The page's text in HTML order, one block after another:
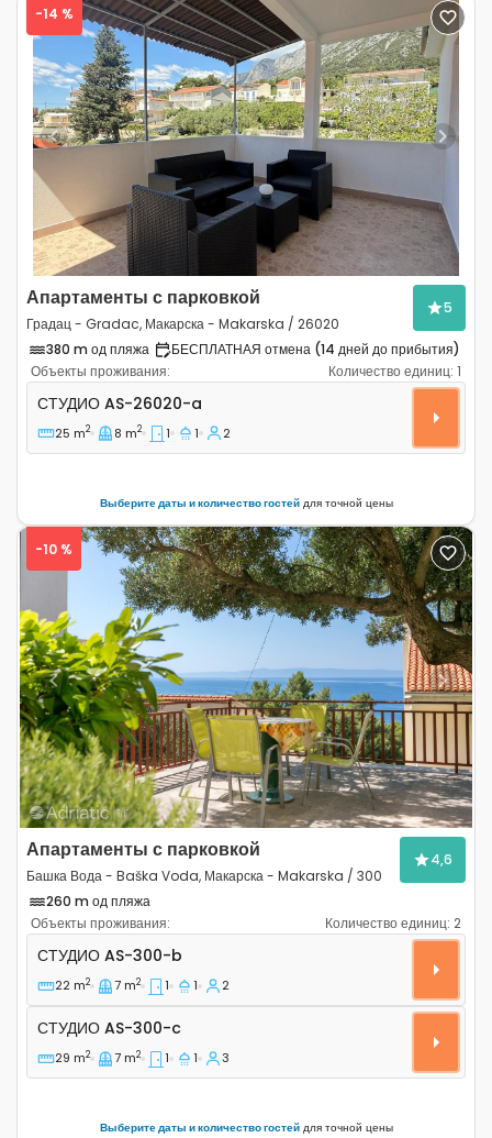
Previous Next
-14 %
Апартаменты с парковкой
Градац - Gradac, Макарска - Makarska / 26020
5
380 m од пляжа
БЕСПЛАТНАЯ отмена (14 дней до прибытия)
Объекты проживания:
Количество единиц: 1
Студио-апартаменты Градац - Gradac, Макарска -
СТУДИО AS-26020-a
25 m2 8 m2 1 1 2
Выберите даты и количество гостейдля точной цены
Previous Next
-10 %
Апартаменты с парковкой
Башка Вода - Baška Voda, Макарска - Makarska / 300
4,6
260 m од пляжа
Объекты проживания:
Количество единиц: 2
Студио-апартаменты Башка Вода - Baška Voda,
СТУДИО AS-300-b
22 m2 7 m2 1 1 2
Студио AS-300-c
СТУДИО AS-300-c
29 m2 7 m2 1 1 3
Выберите даты и количество гостейдля точной цены